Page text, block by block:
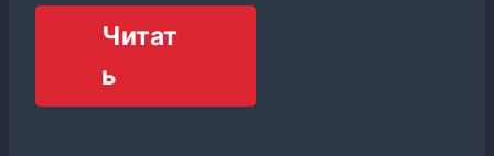
Читат
ь